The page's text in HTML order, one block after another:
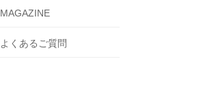
MAGAZINE
よくあるご質問